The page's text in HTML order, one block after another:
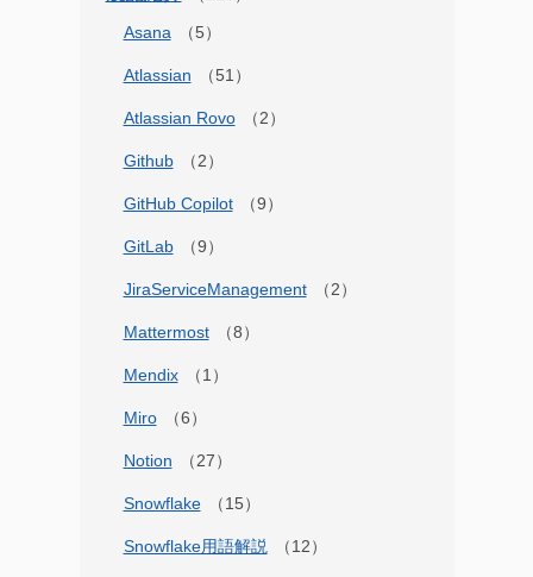
Asana
Atlassian
Atlassian Rovo
Github
GitHub Copilot
GitLab
JiraServiceManagement
Mattermost
Mendix
Miro
Notion
Snowflake
Snowflake用語解説